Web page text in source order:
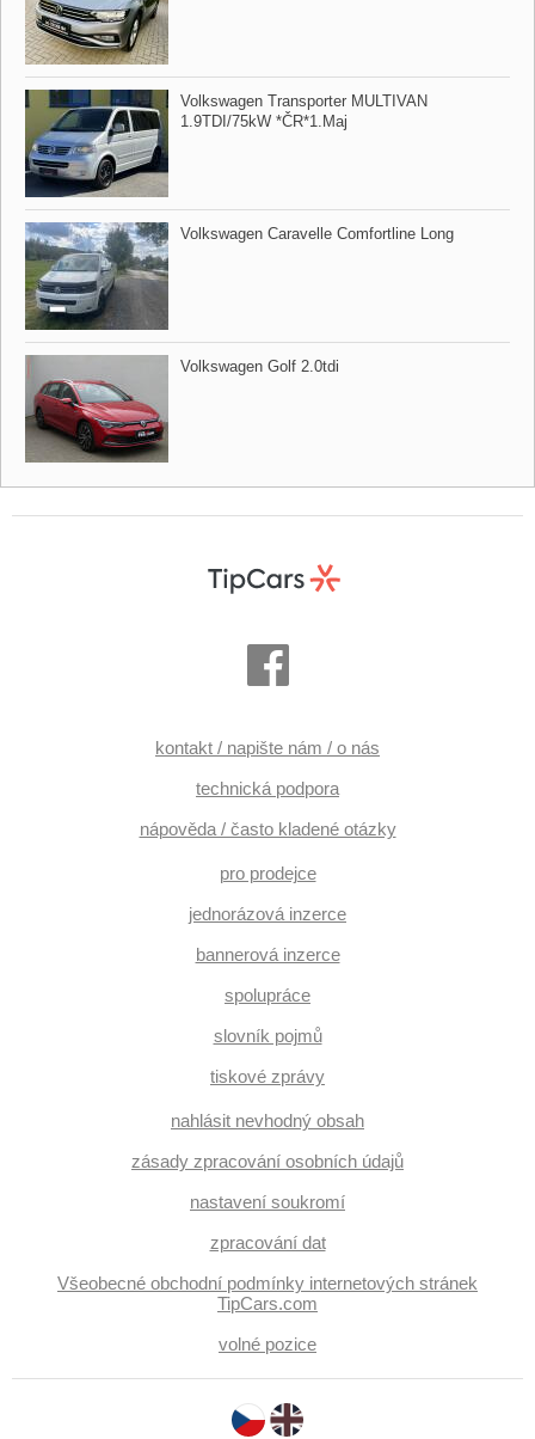
Volkswagen Transporter MULTIVAN
1.9TDI/75kW ​*ČR​*1.Maj
Volkswagen Caravelle Comfortline Long
Volkswagen Golf 2.0tdi
kontakt / napište nám / o nás
technická podpora
nápověda / často kladené otázky
pro prodejce
jednorázová inzerce
bannerová inzerce
spolupráce
slovník pojmů
tiskové zprávy
nahlásit nevhodný obsah
zásady zpracování osobních údajů
nastavení soukromí
zpracování dat
Všeobecné obchodní podmínky internetových stránek
TipCars.com
volné pozice